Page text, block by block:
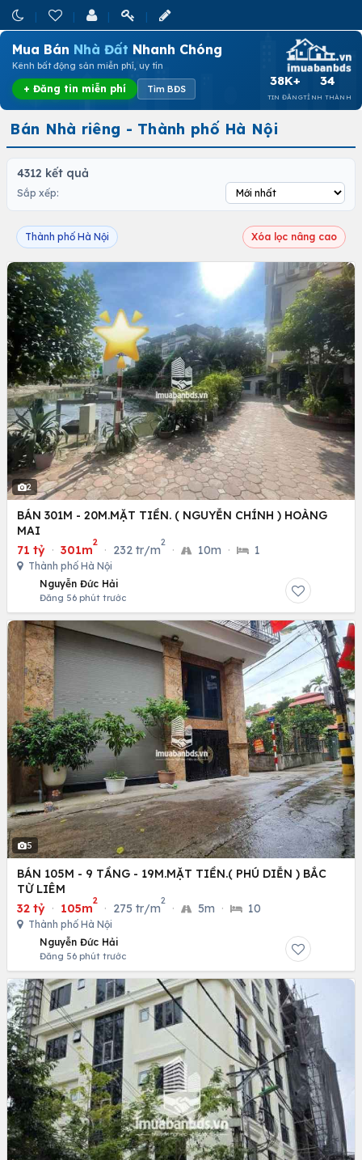
Mua Bán Nhà Đất Nhanh Chóng
Kênh bất động sản miễn phí, uy tín
+ Đăng tin miễn phí Tìm BĐS
38K+
TIN ĐĂNG
34
TỈNH THÀNH
Bán Nhà riêng - Thành phố Hà Nội
4312 kết quả
Sắp xếp:
Thành phố Hà Nội Xóa lọc nâng cao
2
BÁN 301M - 20M.MẶT TIỀN. ( NGUYỄN CHÍNH ) HOÀNG
MAI
71 tỷ · 301m
2
· 232 tr/m
2
· 10m · 1
Thành phố Hà Nội
Nguyễn Đức Hải
Đăng 56 phút trước
5
BÁN 105M - 9 TẦNG - 19M.MẶT TIỀN.( PHÚ DIỄN ) BẮC
TỪ LIÊM
32 tỷ · 105m
2
· 275 tr/m
2
· 5m · 10
Thành phố Hà Nội
Nguyễn Đức Hải
Đăng 56 phút trước